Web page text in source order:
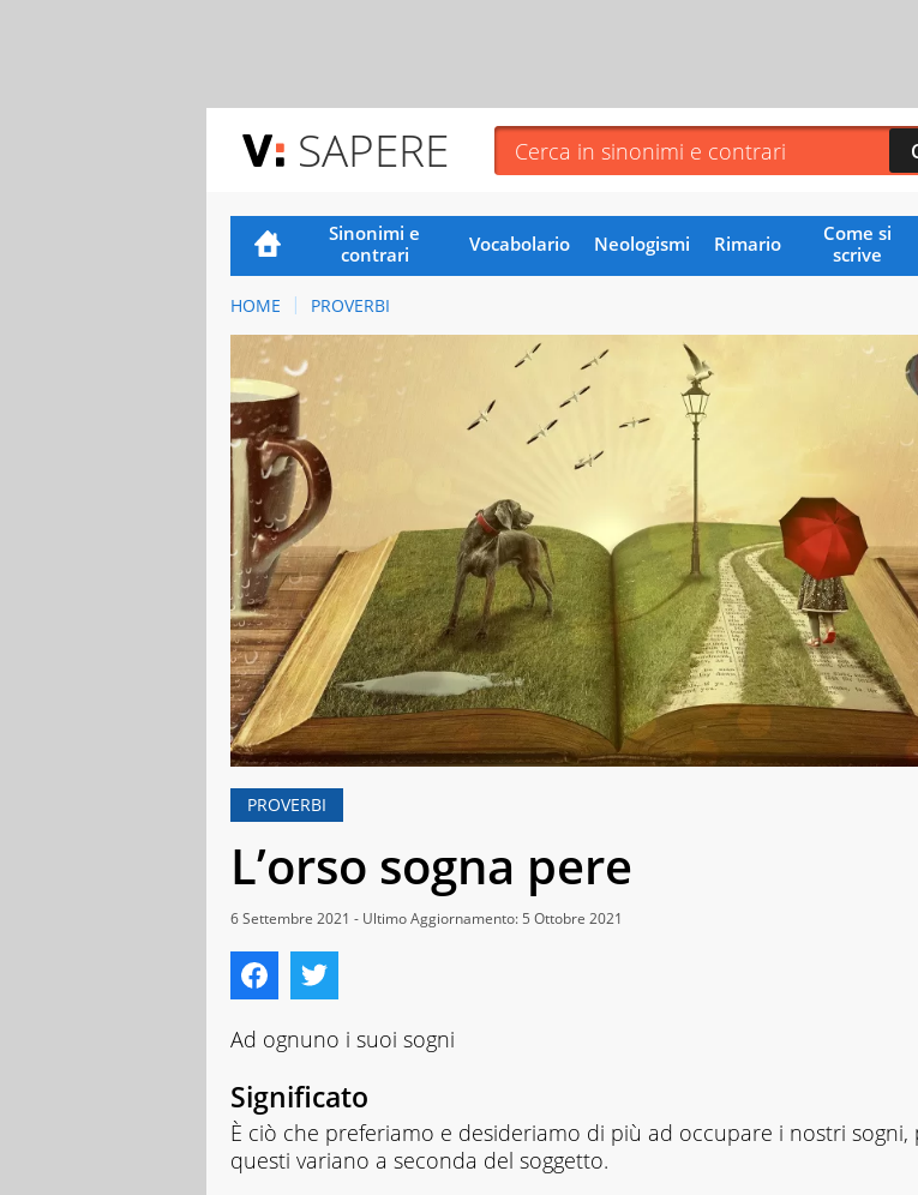
SAPERE
Sinonimi e
contrari
Vocabolario Neologismi Rimario
Come si
scrive
HOME PROVERBI
PROVERBI
L’orso sogna pere
6 Settembre 2021 - Ultimo Aggiornamento: 5 Ottobre 2021
Ad ognuno i suoi sogni
Significato
È ciò che preferiamo e desideriamo di più ad occupare i nostri sogni,
questi variano a seconda del soggetto.